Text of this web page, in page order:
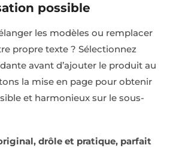
possible
les modèles ou remplacer
propre texte ? Sélectionnez
avant d’ajouter le produit au
la mise en page pour obtenir
et harmonieux sur le sous-
drôle et pratique, parfait